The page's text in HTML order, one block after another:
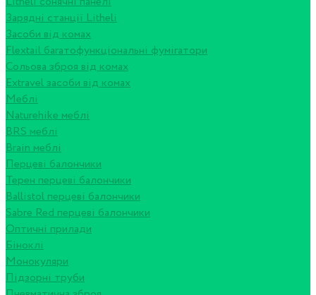
Зарядні станції Litheli
Засоби від комах
Flextail багатофункціональні фумігатори
Сольова зброя від комах
Extravel засоби від комах
Меблі
Naturehike меблі
BRS меблі
Brain меблі
Перцеві балончики
Терен перцеві балончики
Ballistol перцеві балончики
Sabre Red перцеві балончики
Оптичні прилади
Біноклі
Монокуляри
Підзорні труби